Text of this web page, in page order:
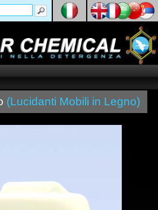
(Lucidanti Mobili in Legno)